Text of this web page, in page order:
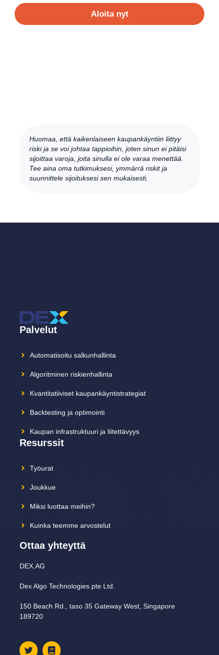
Aloita nyt
Huomaa, että kaikenlaiseen kaupankäyntiin liittyy
riski ja se voi johtaa tappioihin, joten sinun ei pitäisi
sijoittaa varoja, joita sinulla ei ole varaa menettää.
Tee aina oma tutkimuksesi, ymmärrä riskit ja
suunnittele sijoituksesi sen mukaisesti.
Palvelut
Automatisoitu salkunhallinta
Algoritminen riskienhallinta
Kvantitatiiviset kaupankäyntistrategiat
Backtesting ja optimointi
Kaupan infrastruktuuri ja liitettävyys
Resurssit
Työurat
Joukkue
Miksi luottaa meihin?
Kuinka teemme arvostelut
Ottaa yhteyttä
DEX.AG
Dex Algo Technologies pte Ltd.
150 Beach Rd., taso 35 Gateway West, Singapore
189720